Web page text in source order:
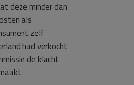
deze minder dan
als
zelf
had verkocht
de klacht